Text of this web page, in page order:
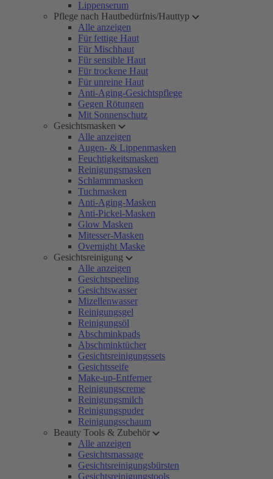
Lippenserum
Pflege nach Hautbedürfnis/Hauttyp
Alle anzeigen
Für fettige Haut
Für Mischhaut
Für sensible Haut
Für trockene Haut
Für unreine Haut
Anti-Aging-Gesichtspflege
Gegen Rötungen
Mit Sonnenschutz
Gesichtsmasken
Alle anzeigen
Augen- & Lippenmasken
Feuchtigkeitsmasken
Reinigungsmasken
Schlammmasken
Tuchmasken
Anti-Aging-Masken
Anti-Pickel-Masken
Glow Masken
Mitesser-Masken
Overnight Maske
Gesichtsreinigung
Alle anzeigen
Gesichtspeeling
Gesichtswasser
Mizellenwasser
Reinigungsgel
Reinigungsöl
Abschminkpads
Abschminktücher
Gesichtsreinigungssets
Gesichtsseife
Make-up-Entferner
Reinigungscreme
Reinigungsmilch
Reinigungspuder
Reinigungsschaum
Beauty Tools & Zubehör
Alle anzeigen
Gesichtsmassage
Gesichtsreinigungsbürsten
Gesichtsreinigungstools